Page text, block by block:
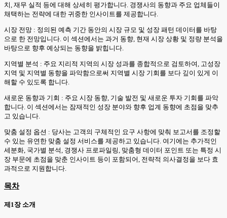
치, 재무 실적 등에 대해 상세히 평가합니다. 경쟁사의 동향과 주요 업체들이
채택하는 전략에 대한 귀중한 인사이트를 제공합니다.
시장 전망 : 정의된 예측 기간 동안의 시장 규모 및 성장 패턴 데이터를 바탕
으로 한 전망입니다. 이 섹션에서는 과거 동향, 현재 시장 상황 및 정량 분석을
바탕으로 향후 예상되는 동향을 밝힙니다.
지역별 분석 : 주요 지리적 지역의 시장 성과를 종합적으로 검토하여, 고성장
지역 및 지역별 동향을 파악함으로써 지역별 시장 기회를 보다 깊이 있게 이
해할 수 있도록 합니다.
새로운 동향과 기회 : 주요 시장 동향, 기술 발전 및 새로운 투자 기회를 파악
합니다. 이 섹션에서는 잠재적인 성장 분야와 향후 업계 동향에 초점을 맞추
고 있습니다.
맞춤 설정 옵션 : 당사는 고객의 구체적인 요구 사항에 맞춰 보고서를 조정할
수 있는 유연한 맞춤 설정 서비스를 제공하고 있습니다. 여기에는 추가적인
세분화, 국가별 분석, 경쟁사 프로파일링, 맞춤형 데이터 포인트 또는 특정 시
장 부문에 초점을 맞춘 인사이트 등이 포함되어, 전략적 의사결정을 보다 효
과적으로 지원합니다.
목차
제1장 소개